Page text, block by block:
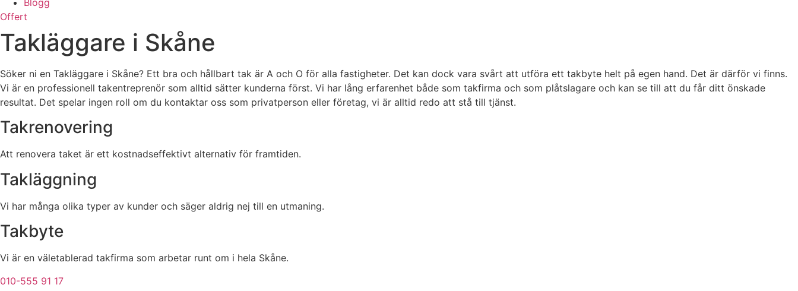
Blogg
Offert
Takläggare i Skåne
Söker ni en Takläggare i Skåne? Ett bra och hållbart tak är A och O för alla fastigheter. Det kan dock vara svårt att utföra ett takbyte helt på egen hand. Det är därför vi finns.
Vi är en professionell takentreprenör som alltid sätter kunderna först. Vi har lång erfarenhet både som takfirma och som plåtslagare och kan se till att du får ditt önskade
resultat. Det spelar ingen roll om du kontaktar oss som privatperson eller företag, vi är alltid redo att stå till tjänst.
Takrenovering
Att renovera taket är ett kostnadseffektivt alternativ för framtiden.
Takläggning
Vi har många olika typer av kunder och säger aldrig nej till en utmaning.
Takbyte
Vi är en väletablerad takfirma som arbetar runt om i hela Skåne.
010-555 91 17